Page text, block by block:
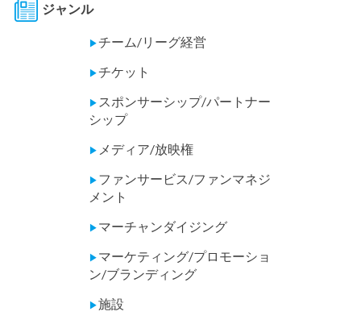
ジャンル
▶チーム/リーグ経営
▶チケット
▶ スポンサーシップ/パートナー
シップ
▶ メディア/放映権
▶ ファンサービス/ファンマネジ
メント
▶ マーチャンダイジング
▶ マーケティング/プロモーショ
ン/ブランディング
▶施設